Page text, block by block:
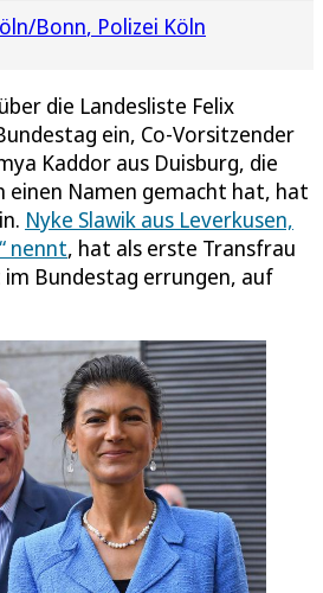
Bonn Polizei Köln
die Landesliste Felix
ein, Co-Vorsitzender
Kaddor aus Duisburg, die
einen Namen gemacht hat, hat
Nyke Slawik aus Leverkusen,
nennt, hat als erste Transfrau
im Bundestag errungen, auf